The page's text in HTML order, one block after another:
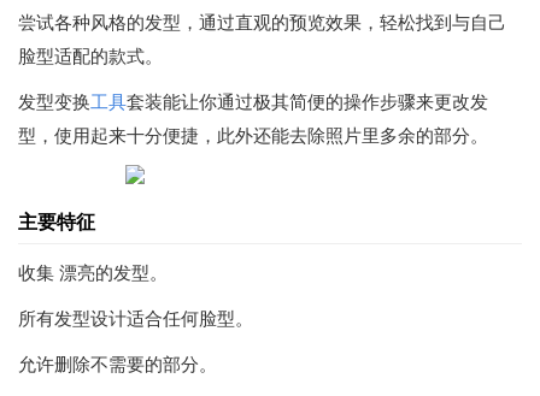
尝试各种风格的发型，通过直观的预览效果，轻松找到与自己
脸型适配的款式。
发型变换工具套装能让你通过极其简便的操作步骤来更改发
型，使用起来十分便捷，此外还能去除照片里多余的部分。
主要特征
收集 漂亮的发型。
所有发型设计适合任何脸型。
允许删除不需要的部分。